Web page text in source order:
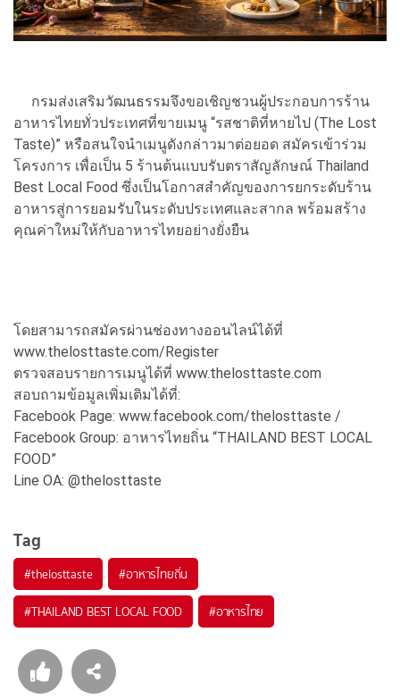
กรมส่งเสริมวัฒนธรรมจึงขอเชิญชวนผู้ประกอบการร้าน
อาหารไทยทั่วประเทศที่ขายเมนู “รสชาติที่หายไป (The Lost
Taste)” หรือสนใจนำเมนูดังกล่าวมาต่อยอด สมัครเข้าร่วม
โครงการ เพื่อเป็น 5 ร้านต้นแบบรับตราสัญลักษณ์ Thailand
Best Local Food ซึ่งเป็นโอกาสสำคัญของการยกระดับร้าน
อาหารสู่การยอมรับในระดับประเทศและสากล พร้อมสร้าง
คุณค่าใหม่ให้กับอาหารไทยอย่างยั่งยืน
โดยสามารถสมัครผ่านช่องทางออนไลน์ได้ที่
www.thelosttaste.com/Register
ตรวจสอบรายการเมนูได้ที่ www.thelosttaste.com
สอบถามข้อมูลเพิ่มเติมได้ที่:
Facebook Page: www.facebook.com/thelosttaste /
Facebook Group: อาหารไทยถิ่น “THAILAND BEST LOCAL
FOOD”
Line OA: @thelosttaste
Tag
#thelosttaste #อาหารไทยถิ่น
#THAILAND BEST LOCAL FOOD #อาหารไทย